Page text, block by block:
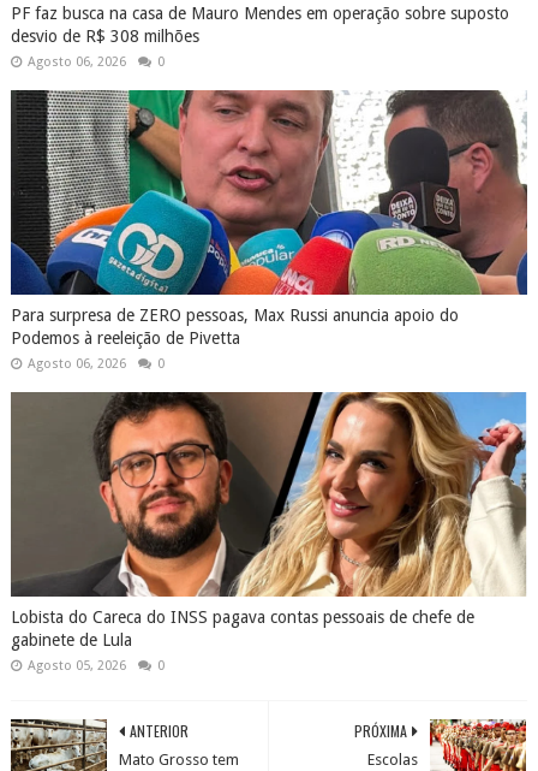
PF faz busca na casa de Mauro Mendes em operação sobre suposto
desvio de R$ 308 milhões
Agosto 06, 2026 0
Para surpresa de ZERO pessoas, Max Russi anuncia apoio do
Podemos à reeleição de Pivetta
Agosto 06, 2026 0
Lobista do Careca do INSS pagava contas pessoais de chefe de
gabinete de Lula
Agosto 05, 2026 0
PRÓXIMA
Escolas
ANTERIOR
Mato Grosso tem